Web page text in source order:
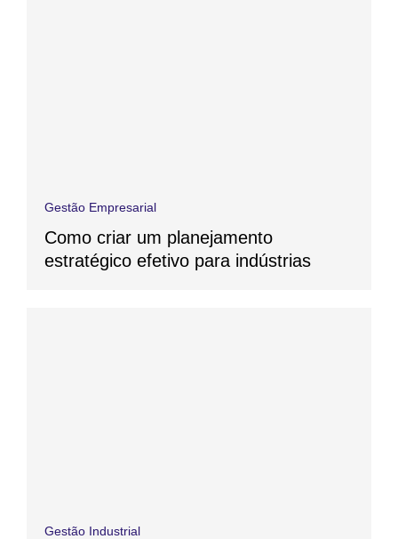
Gestão Empresarial
Como criar um planejamento
estratégico efetivo para indústrias
Gestão Industrial